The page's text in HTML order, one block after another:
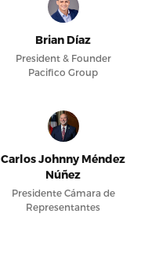
Brian Díaz
President & Founder
Pacifico Group
Carlos Johnny Méndez
Núñez
Presidente Cámara de
Representantes